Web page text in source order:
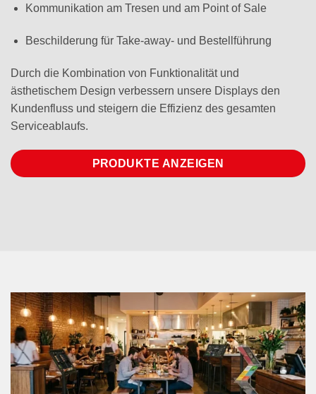
Kommunikation am Tresen und am Point of Sale
Beschilderung für Take-away- und Bestellführung
Durch die Kombination von Funktionalität und
ästhetischem Design verbessern unsere Displays den
Kundenfluss und steigern die Effizienz des gesamten
Serviceablaufs.
PRODUKTE ANZEIGEN